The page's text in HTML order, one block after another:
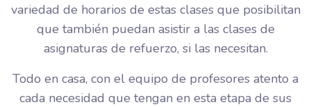
variedad de horarios de estas clases que posibilitan
que también puedan asistir a las clases de
asignaturas de refuerzo, si las necesitan.
Todo en casa, con el equipo de profesores atento a
cada necesidad que tengan en esta etapa de sus